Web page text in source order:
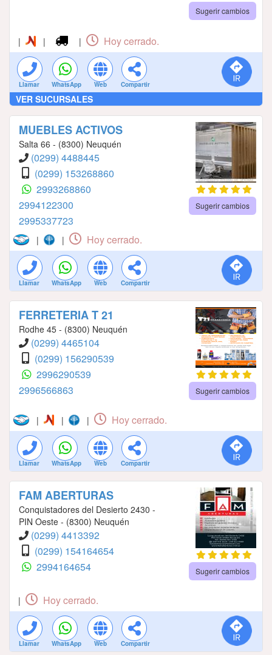
Sugerir cambios
| | | Hoy cerrado.
Llamar WhatsApp Web Compartir
VER SUCURSALES
MUEBLES ACTIVOS
Salta 66 - (8300) Neuquén
(0299) 4488445
(0299) 153268860
2993268860
2994122300
2995337723
Sugerir cambios
| | Hoy cerrado.
Llamar WhatsApp Web Compartir
FERRETERIA T 21
Rodhe 45 - (8300) Neuquén
(0299) 4465104
(0299) 156290539
2996290539
2996566863
Sugerir cambios
| | | Hoy cerrado.
Llamar WhatsApp Web Compartir
FAM ABERTURAS
Conquistadores del Desierto 2430 -
PIN Oeste - (8300) Neuquén
(0299) 4413392
(0299) 154164654
2994164654
Sugerir cambios
| Hoy cerrado.
Llamar WhatsApp Web Compartir